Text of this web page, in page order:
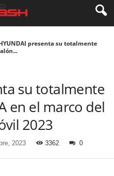
presenta su totalmente
su totalmente
en el marco del
2023
2023 3362 0